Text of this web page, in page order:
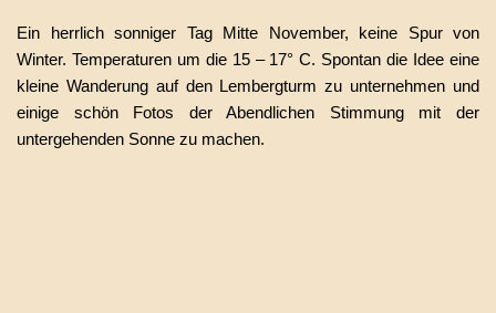
Ein herrlich sonniger Tag Mitte November, keine Spur von
Winter. Temperaturen um die 15 – 17° C. Spontan die Idee eine
kleine Wanderung auf den Lembergturm zu unternehmen und
einige schön Fotos der Abendlichen Stimmung mit der
untergehenden Sonne zu machen.